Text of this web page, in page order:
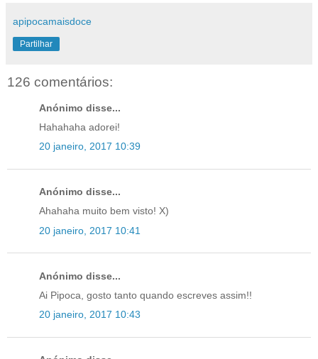
apipocamaisdoce
Partilhar
126 comentários:
Anónimo disse...
Hahahaha adorei!
20 janeiro, 2017 10:39
Anónimo disse...
Ahahaha muito bem visto! X)
20 janeiro, 2017 10:41
Anónimo disse...
Ai Pipoca, gosto tanto quando escreves assim!!
20 janeiro, 2017 10:43